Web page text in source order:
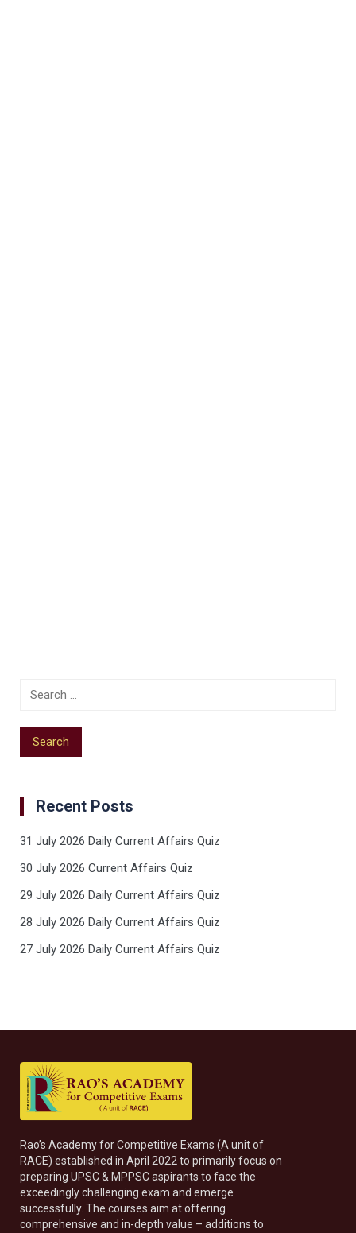
Recent Posts
31 July 2026 Daily Current Affairs Quiz
30 July 2026 Current Affairs Quiz
29 July 2026 Daily Current Affairs Quiz
28 July 2026 Daily Current Affairs Quiz
27 July 2026 Daily Current Affairs Quiz
Rao’s Academy for Competitive Exams (A unit of
RACE) established in April 2022 to primarily focus on
preparing UPSC & MPPSC aspirants to face the
exceedingly challenging exam and emerge
successfully. The courses aim at offering
comprehensive and in-depth value – additions to